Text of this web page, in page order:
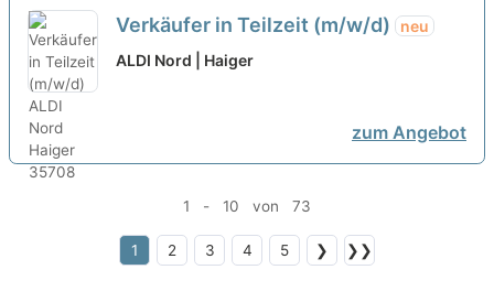
Verkäufer in Teilzeit (m/w/d)
neu
ALDI Nord | Haiger
zum Angebot
1 - 10 von 73
1 2 3 4 5 ❯ ❯❯